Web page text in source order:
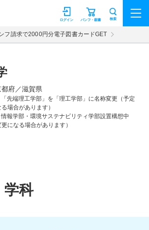
ジョン パンフ・願書
ログイン 検索
フ請求で2000円分電子図書カードGET
府／滋賀県
先端理工学部」を「理工学部」に名称変更（予定
場合があります）
報学部・環境サステナビリティ学部設置構想中
更になる場合があります）
学科